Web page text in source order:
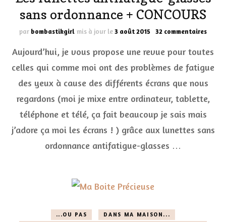
sans ordonnance + CONCOURS
par bombastikgirl mis à jour le3 août 2015 32 commentairessur
sans
+
Aujourd’hui, je vous propose une revue pour toutes
celles qui comme moi ont des problèmes de fatigue
des yeux à cause des différents écrans que nous
regardons (moi je mixe entre ordinateur, tablette,
téléphone et télé, ça fait beaucoup je sais mais
j’adore ça moi les écrans ! ) grâce aux lunettes sans
ordonnance antifatigue-glasses …
...OU PAS
DANS MA MAISON...